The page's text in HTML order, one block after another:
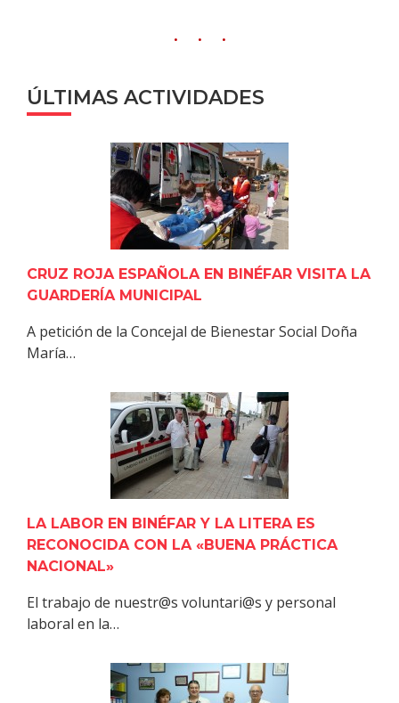
ÚLTIMAS ACTIVIDADES
CRUZ ROJA ESPAÑOLA EN BINÉFAR VISITA LA
GUARDERÍA MUNICIPAL
A petición de la Concejal de Bienestar Social Doña
María…
LA LABOR EN BINÉFAR Y LA LITERA ES
RECONOCIDA CON LA «BUENA PRÁCTICA
NACIONAL»
El trabajo de nuestr@s voluntari@s y personal
laboral en la…